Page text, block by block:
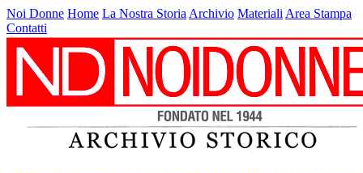
Noi Donne Home La Nostra Storia Archivio Materiali Area Stampa
Contatti